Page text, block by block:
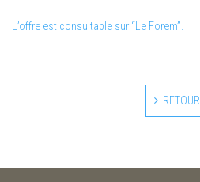
L’offre est consultable sur “Le Forem”.
RETOUR